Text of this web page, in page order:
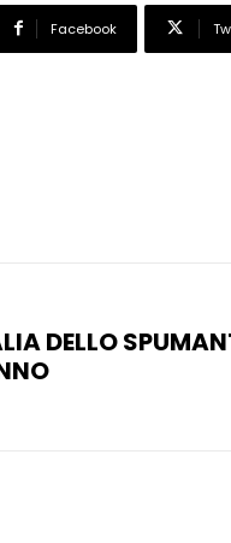
Facebook
DELLO